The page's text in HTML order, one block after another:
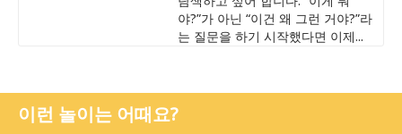
야?”가 아닌 “이건 왜 그런 거야?”라
는 질문을 하기 시작했다면 이제...
이런 놀이는 어때요?